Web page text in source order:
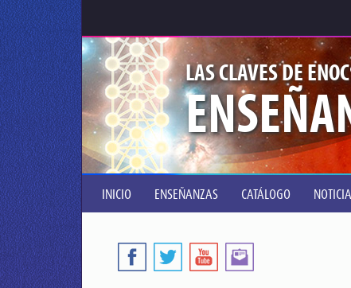
LAS CLAVES DE ENOC
INICIO ENSEÑANZAS CATÁLOGO